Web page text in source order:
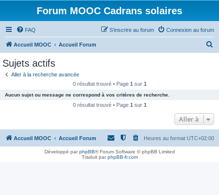
Forum MOOC Cadrans solaires
FAQ Connexion au forum
S’inscrire au forum
Accueil MOOC Accueil Forum
c
e
Sujets actifs
Aller à la recherche avancée
0 résultat trouvé • Page 1 sur 1
Aucun sujet ou message ne correspond à vos critères de recherche.
0 résultat trouvé • Page 1 sur 1
Aller à
Accueil MOOC Accueil Forum Heures au format UTC+02:00
Développé parphpBB® Forum Software © phpBB Limited
Traduit parphpBB-fr.com